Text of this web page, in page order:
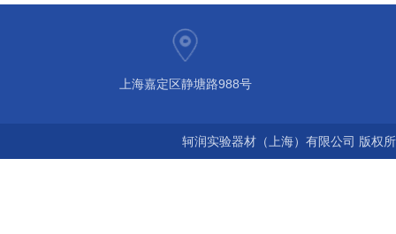
上海嘉定区静塘路988号
轲润实验器材（上海）有限公司 版权